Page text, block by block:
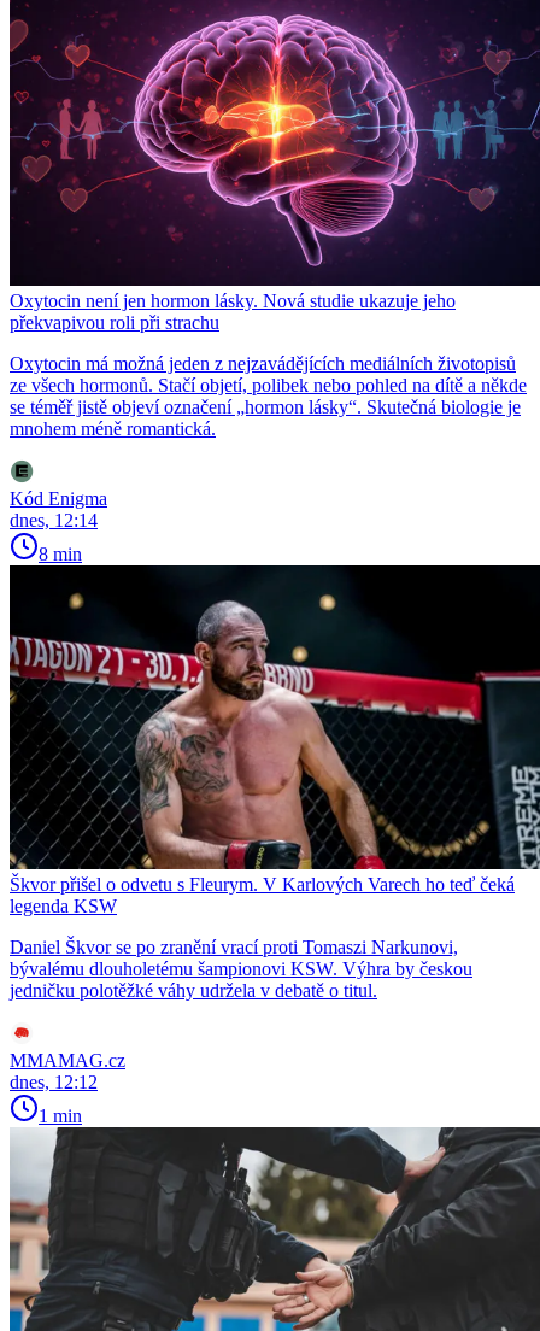
Oxytocin není jen hormon lásky. Nová studie ukazuje jeho
překvapivou roli při strachu
Oxytocin má možná jeden z nejzavádějících mediálních životopisů
ze všech hormonů. Stačí objetí, polibek nebo pohled na dítě a někde
se téměř jistě objeví označení „hormon lásky“. Skutečná biologie je
mnohem méně romantická.
Kód Enigma
dnes, 12:14
8 min
Škvor přišel o odvetu s Fleurym. V Karlových Varech ho teď čeká
legenda KSW
Daniel Škvor se po zranění vrací proti Tomaszi Narkunovi,
bývalému dlouholetému šampionovi KSW. Výhra by českou
jedničku polotěžké váhy udržela v debatě o titul.
MMAMAG.cz
dnes, 12:12
1 min